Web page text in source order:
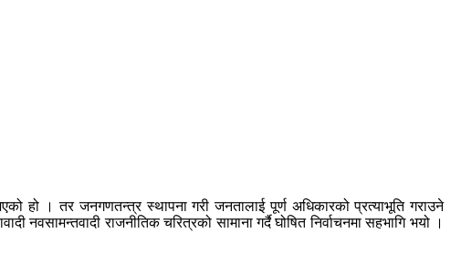
हो । तर जनगणतन्त्र स्थापना गरी जनतालाई पूर्ण अधिकारको प्रत्याभूति गराउने
नवसामन्तवादी राजनीतिक चरित्रको सामाना गर्दै घोषित निर्वाचनमा सहभागि भयो ।